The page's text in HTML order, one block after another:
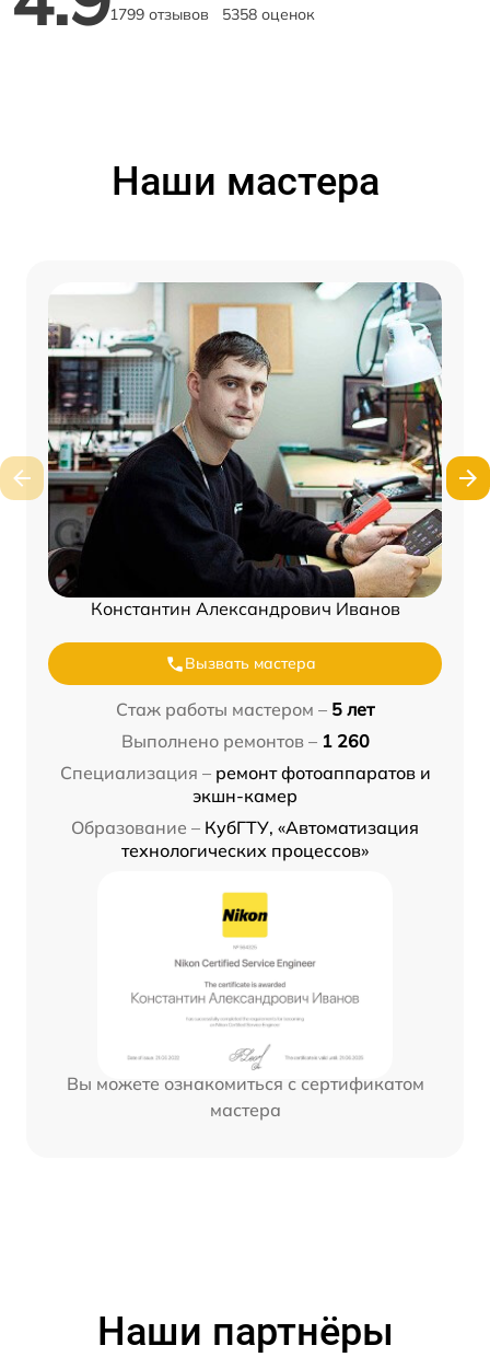
1799 отзывов 5358 оценок
Наши мастера
Константин Александрович Иванов
Вызвать мастера
Стаж работы мастером – 5 лет
Выполнено ремонтов – 1 260
Специализация – ремонт фотоаппаратов и
экшн-камер
Образование – КубГТУ, «Автоматизация
технологических процессов»
Вы можете ознакомиться с сертификатом
мастера
Наши партнёры